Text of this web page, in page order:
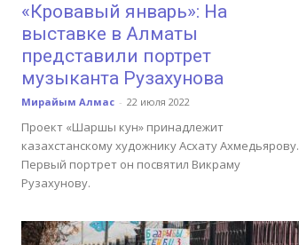
«Кровавый январь»: На
выставке в Алматы
представили портрет
музыканта Рузахунова
Мирайым Алмас - 22 июля 2022
Проект «Шаршы кyн» принадлежит
казахстанскому художнику Асхату Ахмедьярову.
Первый портрет он посвятил Викраму
Рузахунову.